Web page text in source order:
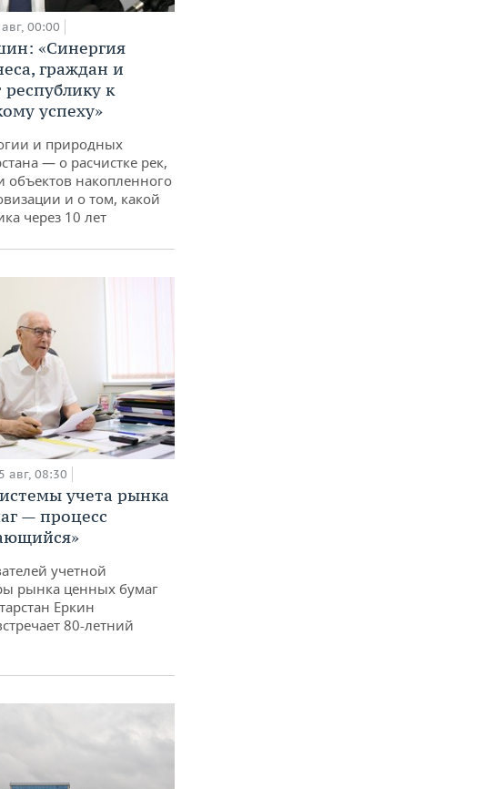
00:00
«Синергия
граждан и
к
успеху»
и природных
— о расчистке рек,
объектов накопленного
и о том, какой
через 10 лет
авг, 08:30
учета рынка
— процесс
учетной
рынка ценных бумаг
Еркин
80-летний